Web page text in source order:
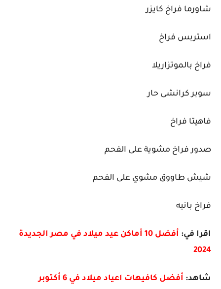
شاورما فراخ كايزر
استربس فراخ
فراخ بالموتزاريلا
سوبر كرانشى حار
فاهيتا فراخ
صدور فراخ مشوية على الفحم
شيش طاووق مشوي على الفحم
فراخ بانيه
اقرا في:
أفضل 10 أماكن عيد ميلاد في مصر الجديدة
2024
شاهد: أفضل كافيهات اعياد ميلاد في 6 أكتوبر